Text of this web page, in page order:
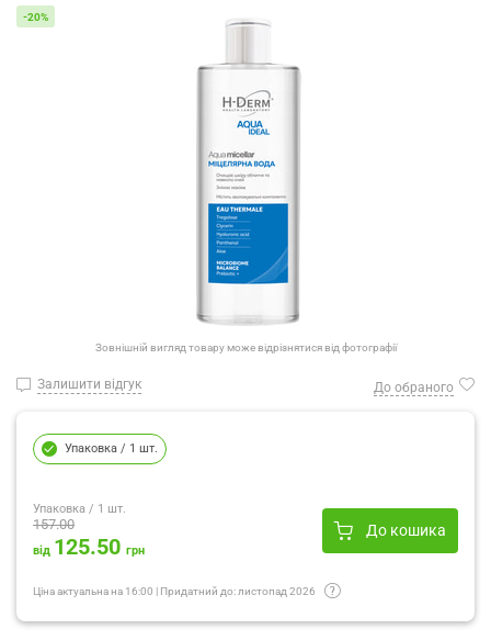
-20%
Зовнішній вигляд товару може відрізнятися від фотографії
Залишити відгук До обраного
Упаковка / 1 шт.
Упаковка / 1 шт.
157.00
від 125.50 грн
До кошика
Ціна актуальна на 16:00 | Придатний до: листопад 2026